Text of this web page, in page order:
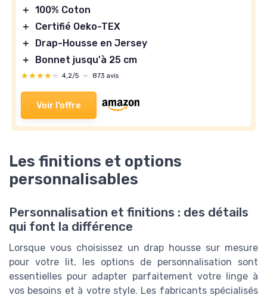
＋ 100% Coton
＋
Certifié Oeko-TEX
＋
Drap-Housse en Jersey
＋
Bonnet jusqu'à 25 cm
★★★★★
★★★★★ 4,2/5 — 873 avis
Voir l'offre
Les finitions et options
personnalisables
Personnalisation et finitions : des détails
qui font la différence
Lorsque vous choisissez un drap housse sur mesure
pour votre lit, les options de personnalisation sont
essentielles pour adapter parfaitement votre linge à
vos besoins et à votre style. Les fabricants spécialisés